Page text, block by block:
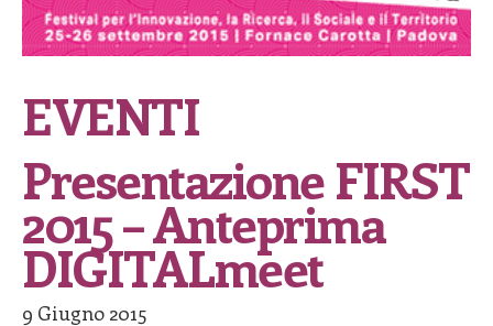
EVENTI
Presentazione FIRST
2015 – Anteprima
DIGITALmeet
9 Giugno 2015